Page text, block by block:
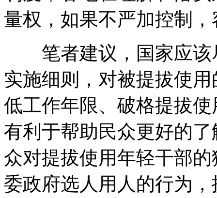
量权，如果不严加控制
笔者建议，国家应该
实施细则，对被提拔使
低工作年限、破格提拔
有利于帮助民众更好的
众对提拔使用年轻干部
委政府选人用人的行为